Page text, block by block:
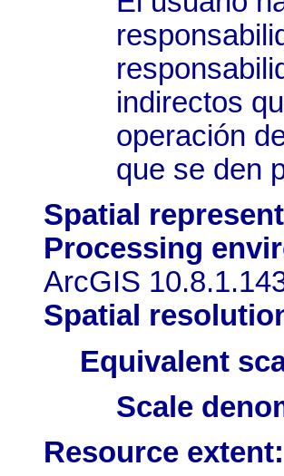
indirectos
operación
que se den
Spatial
Processing
ArcGIS
Spatial
Equivalent
Scale
Resource extent: